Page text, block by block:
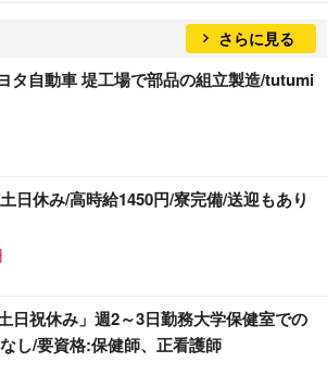
さらに見る
タ自動車 堤工場で部品の組立製造/tutumi
日休み/高時給1450円/寮完備/送迎もあり
日祝休み」週2～3日勤務大学保健室での
し/要資格:保健師、正看護師